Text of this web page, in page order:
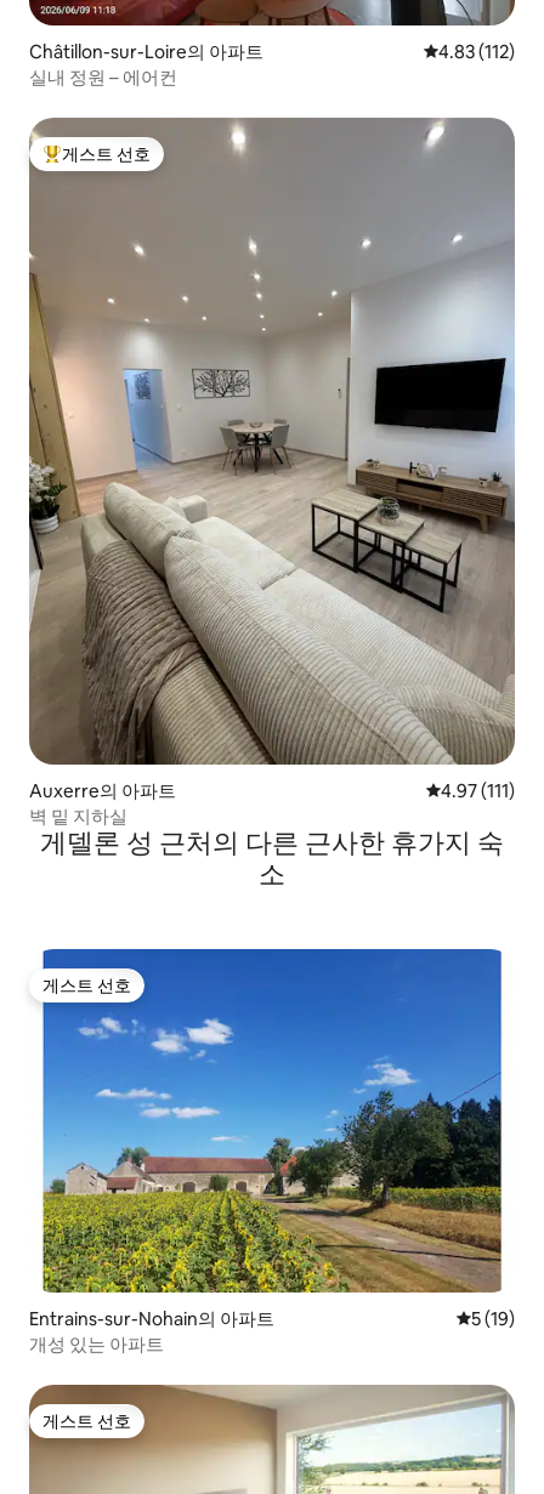
Châtillon-sur-Loire의 아파트 평점 4.83점(5
4.83 (112)
실내 정원 – 에어컨
상위 게스트 선호
게스트 선호
Auxerre의 아파트 평점 4.97점(5
4.97 (111)
벽 밑 지하실
게델론 성 근처의 다른 근사한 휴가지 숙
소
게스트 선호
게스트 선호
Entrains-sur-Nohain의 아파트 평점 5점
5 (19)
개성 있는 아파트
게스트 선호
게스트 선호